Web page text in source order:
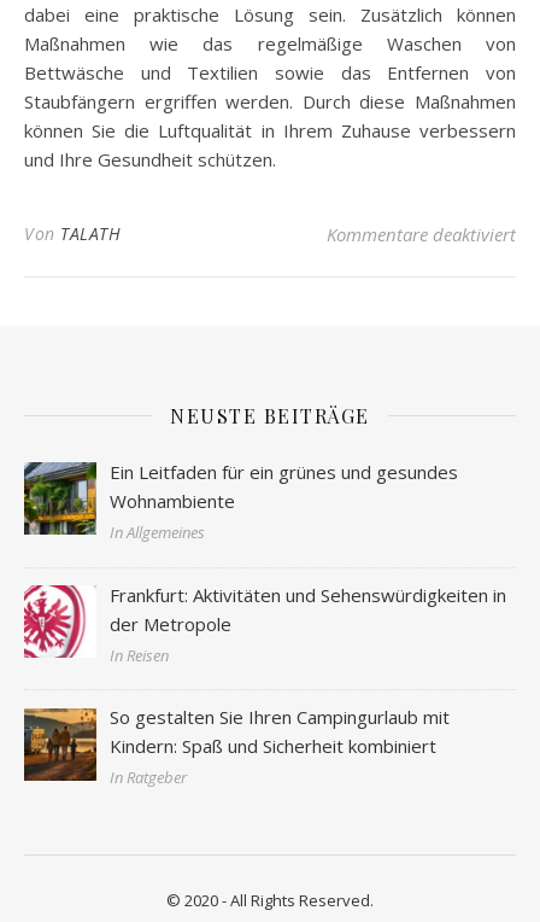
dabei eine praktische Lösung sein. Zusätzlich können
Maßnahmen wie das regelmäßige Waschen von
Bettwäsche und Textilien sowie das Entfernen von
Staubfängern ergriffen werden. Durch diese Maßnahmen
können Sie die Luftqualität in Ihrem Zuhause verbessern
und Ihre Gesundheit schützen.
Von TALATH Kommentare deaktiviertfür
NEUSTE BEITRÄGE
Ein Leitfaden für ein grünes und gesundes
Wohnambiente
In Allgemeines
Frankfurt: Aktivitäten und Sehenswürdigkeiten in
der Metropole
In Reisen
So gestalten Sie Ihren Campingurlaub mit
Kindern: Spaß und Sicherheit kombiniert
In Ratgeber
© 2020 - All Rights Reserved.